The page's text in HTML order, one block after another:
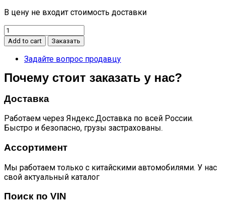
В цену не входит стоимость доставки
Стакан
регулировочный(3.525)
UNI-
Add to cart Заказать
Задайте вопрос продавцу
Почему стоит заказать у нас?
Доставка
Работаем через Яндекс.Доставка по всей России.
Быстро и безопасно, грузы застрахованы.
Ассортимент
Мы работаем только с китайскими автомобилями. У нас
свой актуальный каталог
Поиск по VIN